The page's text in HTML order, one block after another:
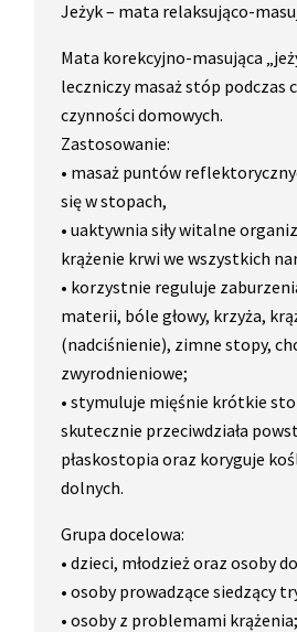
Jeżyk – mata relaksująco-
Mata korekcyjno-masująca
leczniczy masaż stóp podczas
czynności domowych.
Zastosowanie:
• masaż puntów
się w stopach,
• uaktywnia siły witalne
krążenie krwi we wszystkich
• korzystnie reguluje
materii, bóle głowy, krzyża,
(nadciśnienie), zimne stopy,
zwyrodnieniowe;
• stymuluje mięśnie krótkie
skutecznie przeciwdziała
płaskostopia oraz koryguje
dolnych.
Grupa docelowa:
• dzieci, młodzież oraz osoby
• osoby prowadzące siedzący
• osoby z problemami krążenia;